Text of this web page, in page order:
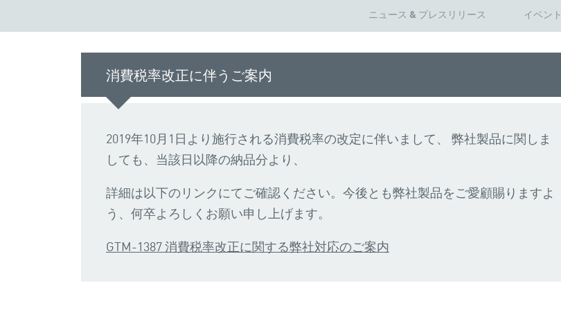
ニュース & プレスリリース イベント
消費税率改正に伴うご案内
2019年10月1日より施行される消費税率の改定に伴いまして、 弊社製品に関しま
しても、当該日以降の納品分より、
詳細は以下のリンクにてご確認ください。今後とも弊社製品をご愛顧賜りますよ
う、何卒よろしくお願い申し上げます。
GTM-1387 消費税率改正に関する弊社対応のご案内